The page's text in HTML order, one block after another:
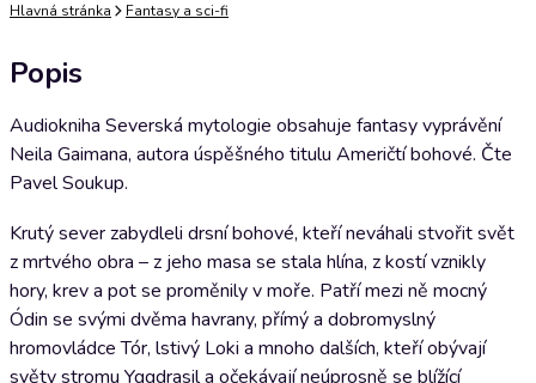
Hlavná stránka Fantasy a sci-fi
Popis
Audiokniha Severská mytologie obsahuje fantasy vyprávění
Neila Gaimana, autora úspěšného titulu Američtí bohové. Čte
Pavel Soukup.
Krutý sever zabydleli drsní bohové, kteří neváhali stvořit svět
z mrtvého obra – z jeho masa se stala hlína, z kostí vznikly
hory, krev a pot se proměnily v moře. Patří mezi ně mocný
Ódin se svými dvěma havrany, přímý a dobromyslný
hromovládce Tór, lstivý Loki a mnoho dalších, kteří obývají
světy stromu Yggdrasil a očekávají neúprosně se blížící